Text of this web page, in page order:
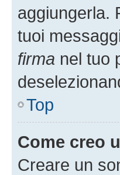
aggiungerla.
tuoi
firma nel tuo
Top
Come creo
Creare un